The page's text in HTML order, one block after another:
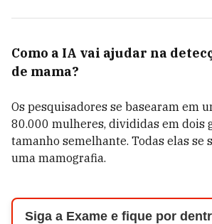
Como a IA vai ajudar na
de mama?
Os pesquisadores se basearam em
80.000 mulheres, divididas em dois
tamanho semelhante. Todas elas se
uma mamografia.
Siga a Exame e fique por